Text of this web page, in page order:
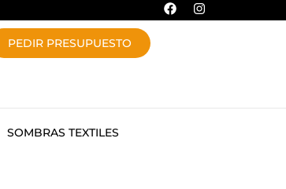
PEDIR PRESUPUESTO
SOMBRAS TEXTILES